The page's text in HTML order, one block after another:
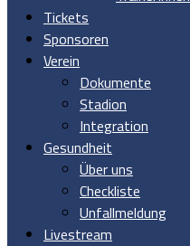
Tickets
Sponsoren
Verein
Dokumente
Stadion
Integration
Gesundheit
Über uns
Checkliste
Unfallmeldung
Livestream